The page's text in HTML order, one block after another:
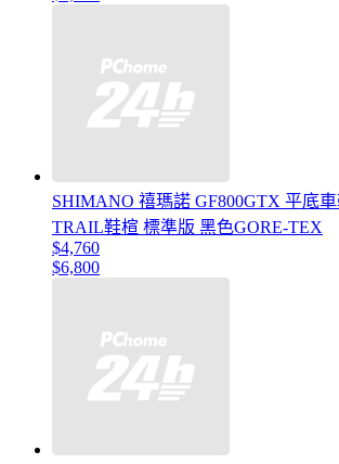
SHIMANO 禧瑪諾 GF800GTX 平底
TRAIL鞋楦 標準版 黑色GORE-TEX
$4,760
$6,800